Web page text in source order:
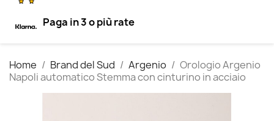
Paga in 3 o più rate
Home Brand del Sud Argenio
Orologio Argenio
Napoli automatico Stemma con cinturino in acciaio